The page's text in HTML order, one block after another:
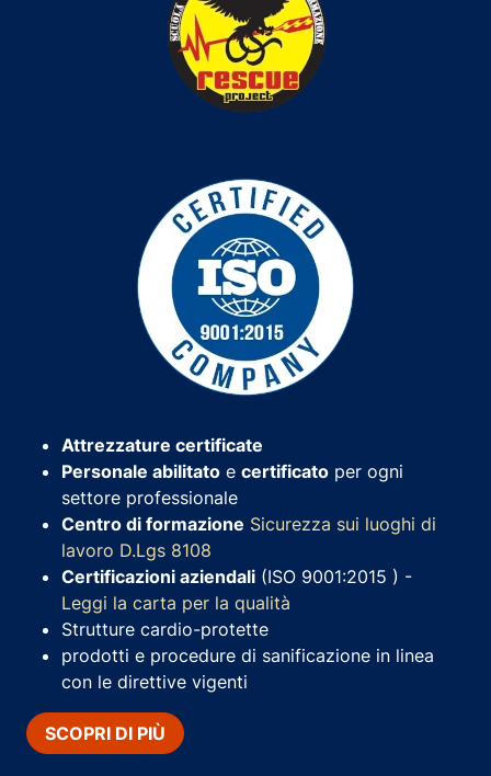
Attrezzature certificate
Personale abilitato e certificato per ogni
settore professionale
Centro di formazione Sicurezza sui luoghi di
lavoro D.Lgs 8108
Certificazioni aziendali (ISO 9001:2015 ) -
Leggi la carta per la qualità
Strutture cardio-protette
prodotti e procedure di sanificazione in linea
con le direttive vigenti
SCOPRI DI PIÙ